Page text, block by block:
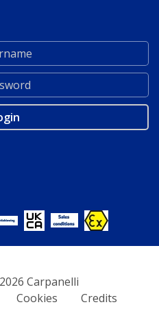
Carpanelli
Cookies Credits